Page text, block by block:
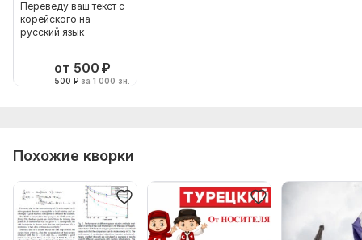
Переведу ваш текст с
корейского на
русский язык
от 500 ₽
500 ₽ за 1 000 зн.
Похожие кворки